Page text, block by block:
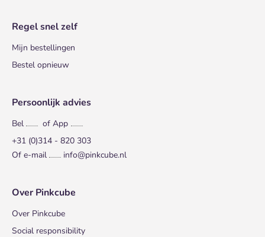
Regel snel zelf
Mijn bestellingen
Bestel opnieuw
Persoonlijk advies
Bel
of App
+31 (0)314 - 820 303
Of e-mail
info@pinkcube.nl
Over Pinkcube
Over Pinkcube
Social responsibility